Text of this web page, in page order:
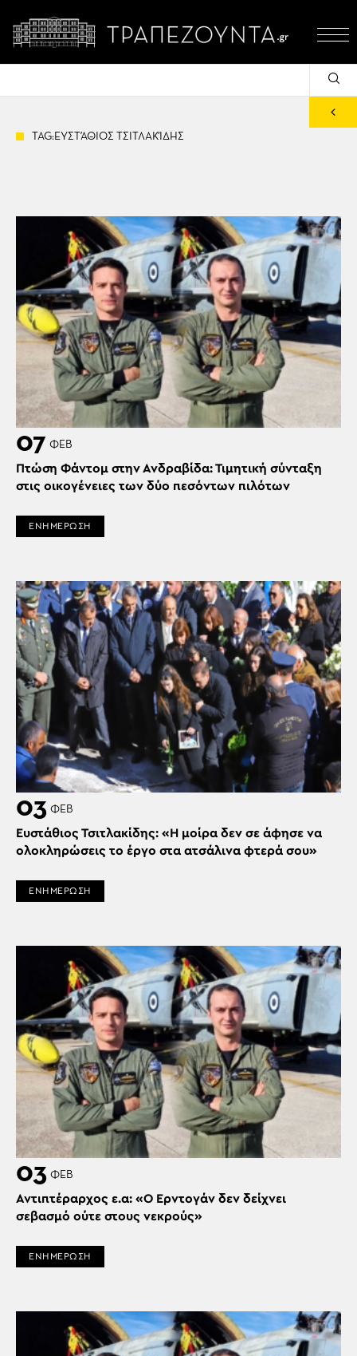
TAG:ΕΥΣΤΆΘΙΟΣ ΤΣΙΤΛΑΚΊΔΗΣ
07 ΦΕΒ
Πτώση Φάντομ στην Ανδραβίδα: Τιμητική σύνταξη
στις οικογένειες των δύο πεσόντων πιλότων
ΕΝΗΜΕΡΩΣΗ
03 ΦΕΒ
Ευστάθιος Τσιτλακίδης: «Η μοίρα δεν σε άφησε να
ολοκληρώσεις το έργο στα ατσάλινα φτερά σου»
ΕΝΗΜΕΡΩΣΗ
03 ΦΕΒ
Αντιπτέραρχος ε.α: «Ο Ερντογάν δεν δείχνει
σεβασμό ούτε στους νεκρούς»
ΕΝΗΜΕΡΩΣΗ